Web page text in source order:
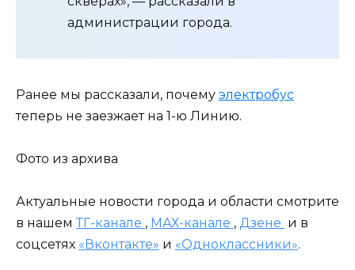
администрации города.
Ранее мы рассказали, почему электробус
теперь не заезжает на 1-ю Линию.
Фото из архива
Актуальные новости города и области смотрите
в нашем ТГ-канале , МАХ-канале , Дзене и в
соцсетях «Вконтакте» и «Одноклассники».